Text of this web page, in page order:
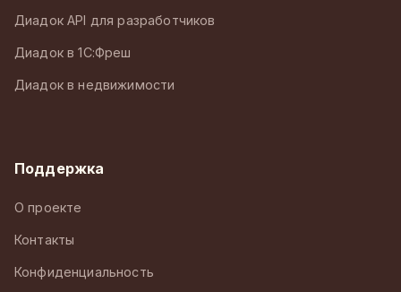
Диадок API для разработчиков
Диадок в 1С:Фреш
Диадок в недвижимости
Поддержка
О проекте
Контакты
Конфиденциальность